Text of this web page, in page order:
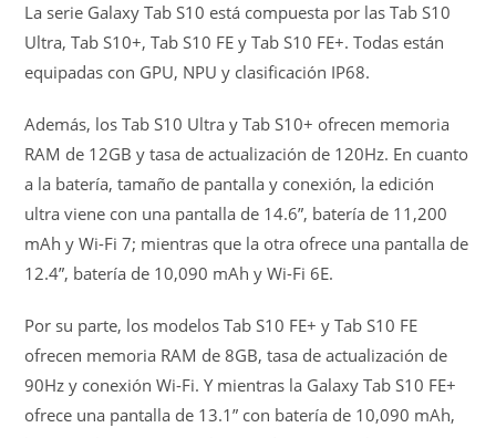
La serie Galaxy Tab S10 está compuesta por las Tab S10
Ultra, Tab S10+, Tab S10 FE y Tab S10 FE+. Todas están
equipadas con GPU, NPU y clasificación IP68.
Además, los Tab S10 Ultra y Tab S10+ ofrecen memoria
RAM de 12GB y tasa de actualización de 120Hz. En cuanto
a la batería, tamaño de pantalla y conexión, la edición
ultra viene con una pantalla de 14.6”, batería de 11,200
mAh y Wi-Fi 7; mientras que la otra ofrece una pantalla de
12.4”, batería de 10,090 mAh y Wi-Fi 6E.
Por su parte, los modelos Tab S10 FE+ y Tab S10 FE
ofrecen memoria RAM de 8GB, tasa de actualización de
90Hz y conexión Wi-Fi. Y mientras la Galaxy Tab S10 FE+
ofrece una pantalla de 13.1” con batería de 10,090 mAh,